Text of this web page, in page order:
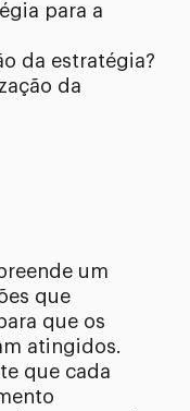
para a
da estratégia?
da
um
que
que os
atingidos.
que cada